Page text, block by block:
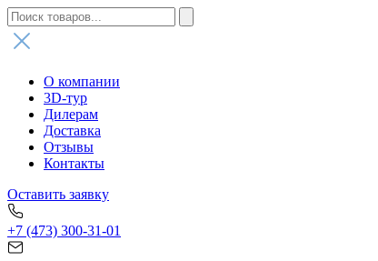
О компании
3D-тур
Дилерам
Доставка
Отзывы
Контакты
Оставить заявку
+7 (473) 300-31-01